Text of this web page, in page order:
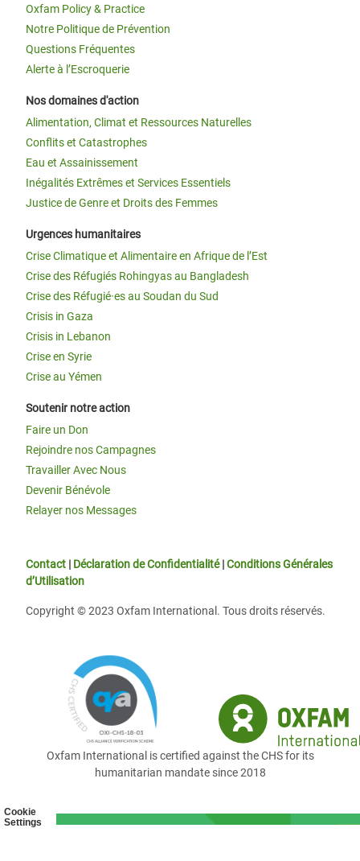
Cookie
Settings
Oxfam Policy & Practice
Notre Politique de Prévention
Questions Fréquentes
Alerte à l’Escroquerie
Nos domaines d'action
Alimentation, Climat et Ressources Naturelles
Conflits et Catastrophes
Eau et Assainissement
Inégalités Extrêmes et Services Essentiels
Justice de Genre et Droits des Femmes
Urgences humanitaires
Crise Climatique et Alimentaire en Afrique de l’Est
Crise des Réfugiés Rohingyas au Bangladesh
Crise des Réfugié·es au Soudan du Sud
Crisis in Gaza
Crisis in Lebanon
Crise en Syrie
Crise au Yémen
Soutenir notre action
Faire un Don
Rejoindre nos Campagnes
Travailler Avec Nous
Devenir Bénévole
Relayer nos Messages
Contact | Déclaration de Confidentialité|Conditions Générales
d’Utilisation
Copyright © 2023 Oxfam International. Tous droits réservés.
Oxfam International is certified against the CHS for its
humanitarian mandate since 2018